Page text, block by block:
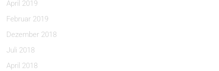
April 2019
Februar 2019
Dezember 2018
Juli 2018
April 2018